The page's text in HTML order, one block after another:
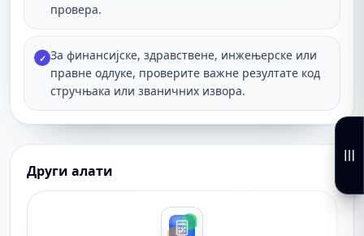
провера.
✓ За финансијске, здравствене, инжењерске или
правне одлуке, проверите важне резултате код
стручњака или званичних извора.
Други алати